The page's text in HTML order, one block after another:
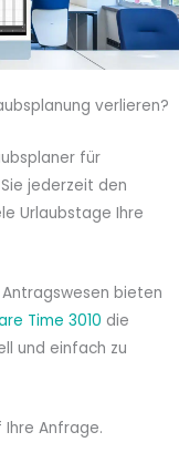
verlieren?
für
jederzeit den
Urlaubstage Ihre
bieten
Time 3010 die
und einfach zu
Ihre Anfrage.